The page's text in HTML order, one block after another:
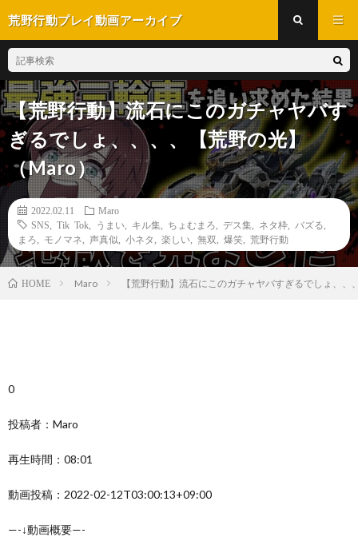
荒野行動プレイ動画アーカイブ
【荒野行動】流石にこのガチャヤバす
ぎるでしょ、、、、【荒野の光】
（Maro）
2022.02.11
Maro
SNS
Tik Tok うまい キル集 ちょむまろ デス集 ネタ枠 バズる
まろ
モノマネ 声真似 小ネタ 楽しい 無双 爆笑 荒野行動
HOME Maro 【荒野行動】流石にこのガチャヤバすぎるでしょ、
0
投稿者：Maro
再生時間：08:01
動画投稿：2022-02-12T03:00:13+09:00
—-↓動画概要—-